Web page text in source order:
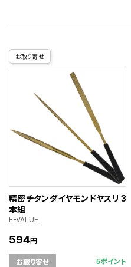
お取り寄せ
精密チタンダイヤモンドヤスリ 3
本組
E-VALUE
594円
お取り寄せ 5ポイント